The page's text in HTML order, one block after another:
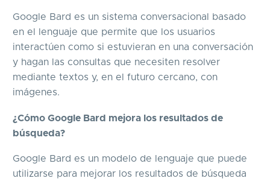
Google Bard es un sistema conversacional basado
en el lenguaje que permite que los usuarios
interactúen como si estuvieran en una conversación
y hagan las consultas que necesiten resolver
mediante textos y, en el futuro cercano, con
imágenes.
¿Cómo Google Bard mejora los resultados de
búsqueda?
Google Bard es un modelo de lenguaje que puede
utilizarse para mejorar los resultados de búsqueda